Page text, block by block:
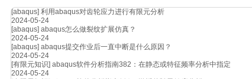
[abaqus] 利用abaqus对齿轮应力进行有限元分析
2024-05-24
[abaqus] abaqus怎么做裂纹扩展仿真？
2024-05-24
[abaqus] abaqus提交作业后一直中断是什么原因？
2024-05-24
[有限元知识] abaqus软件分析指南382：在静态或特征频率分析中指定
2024-05-24